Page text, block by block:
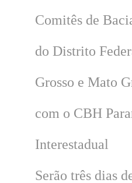
Comitês de
do Distrito
Grosso e Mato
com o CBH
Interestadual
Serão três dias